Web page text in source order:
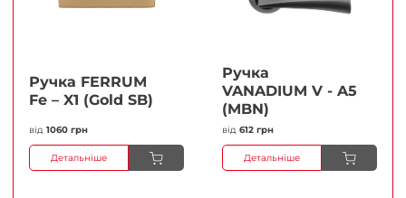
Ручка FERRUМ
Fe – X1 (Gold SB)
від 1060 грн
Детальніше
Ручка
VANADIUM V - A5
(MBN)
від 612 грн
Детальніше